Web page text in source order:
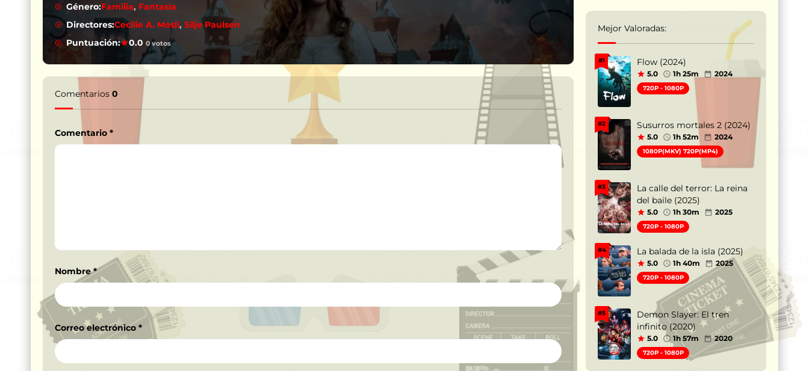
Género:Familia, Fantasía
Directores:Cecilie A. Mosli,Silje Paulsen
Puntuación:
0.0 0 votos
Comentarios 0
Comentario *
Nombre*
Correo electrónico *
Mejor Valoradas:
#1 Flow (2024)
5.0 1h 25m 2024
720P - 1080P
#2 Susurros mortales 2 (2024)
5.0 1h 52m 2024
1080P(MKV) 720P(MP4)
#3
La calle del terror: La reina
del baile (2025)
5.0 1h 30m 2025
720P - 1080P
#4 La balada de la isla (2025)
5.0 1h 40m 2025
720P - 1080P
#5
Demon Slayer: El tren
infinito (2020)
5.0 1h 57m 2020
720P - 1080P